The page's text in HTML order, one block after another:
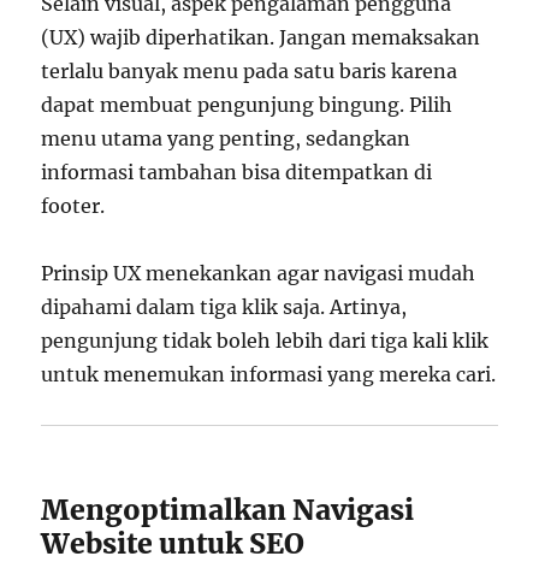
(UX) wajib diperhatikan. Jangan memaksakan
terlalu banyak menu pada satu baris karena
dapat membuat pengunjung bingung. Pilih
menu utama yang penting, sedangkan
informasi tambahan bisa ditempatkan di
footer.
Prinsip UX menekankan agar navigasi mudah
dipahami dalam tiga klik saja. Artinya,
pengunjung tidak boleh lebih dari tiga kali klik
untuk menemukan informasi yang mereka cari.
Mengoptimalkan Navigasi
Website untuk SEO